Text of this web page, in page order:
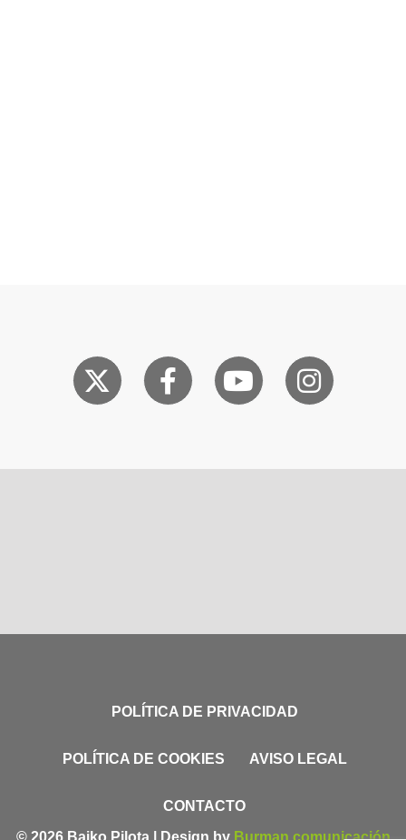
POLÍTICA DE PRIVACIDAD
POLÍTICA DE COOKIES AVISO LEGAL
CONTACTO
© 2026 Baiko Pilota | Design by Burman comunicación